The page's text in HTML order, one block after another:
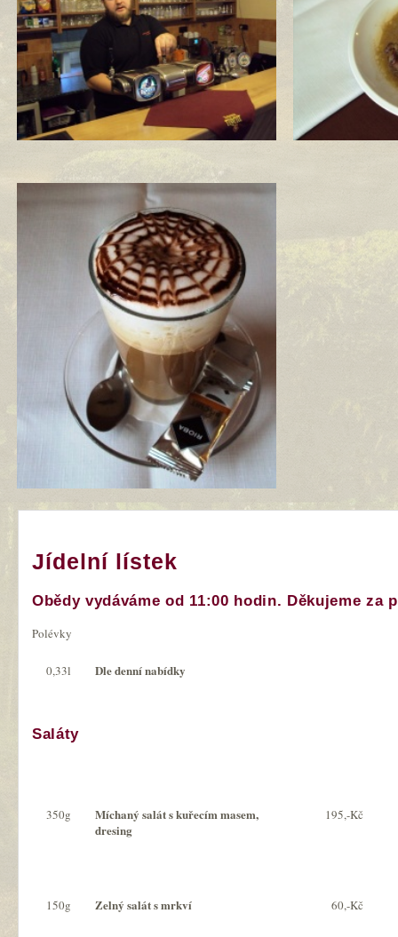
Jídelní lístek
Obědy vydáváme od 11:00 hodin. Děkujeme za
Polévky
0,33l Dle denní nabídky
Saláty
350g
Míchaný salát s kuřecím masem,
dresing
195,-Kč
150g Zelný salát s mrkví 60,-Kč